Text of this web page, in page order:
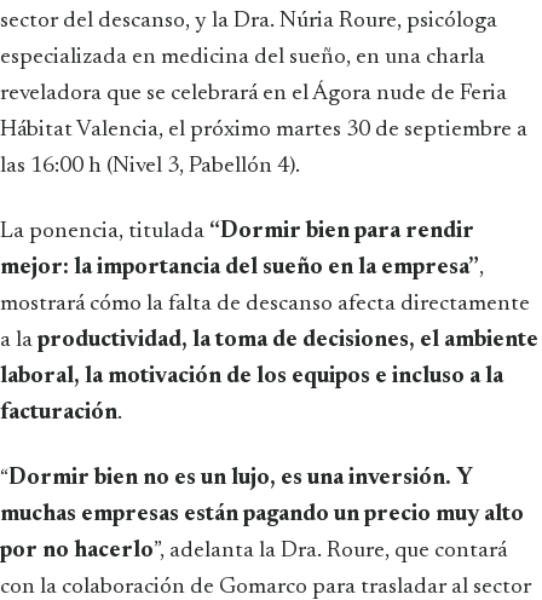
sector del descanso, y la Dra. Núria Roure, psicóloga
especializada en medicina del sueño, en una charla
reveladora que se celebrará en el Ágora nude de Feria
Hábitat Valencia, el próximo martes 30 de septiembre a
las 16:00 h (Nivel 3, Pabellón 4).
La ponencia, titulada “Dormir bien para rendir
mejor: la importancia del sueño en la empresa”,
mostrará cómo la falta de descanso afecta directamente
a laproductividad, la toma de decisiones, el ambiente
laboral, la motivación de los equipos e incluso a la
facturación.
“Dormir bien no es un lujo, es una inversión. Y
muchas empresas están pagando un precio muy alto
por no hacerlo”, adelanta la Dra. Roure, que contará
con la colaboración de Gomarco para trasladar al sector